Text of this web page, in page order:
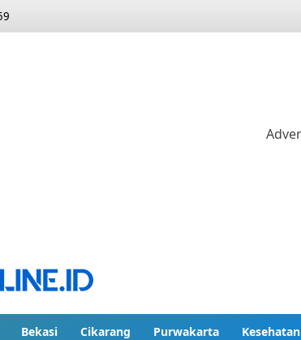
Bekasi Cikarang Purwakarta Kesehatan